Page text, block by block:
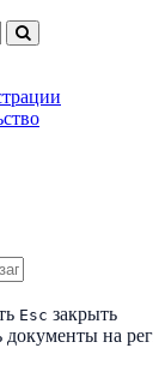
Esc закрыть
документы на